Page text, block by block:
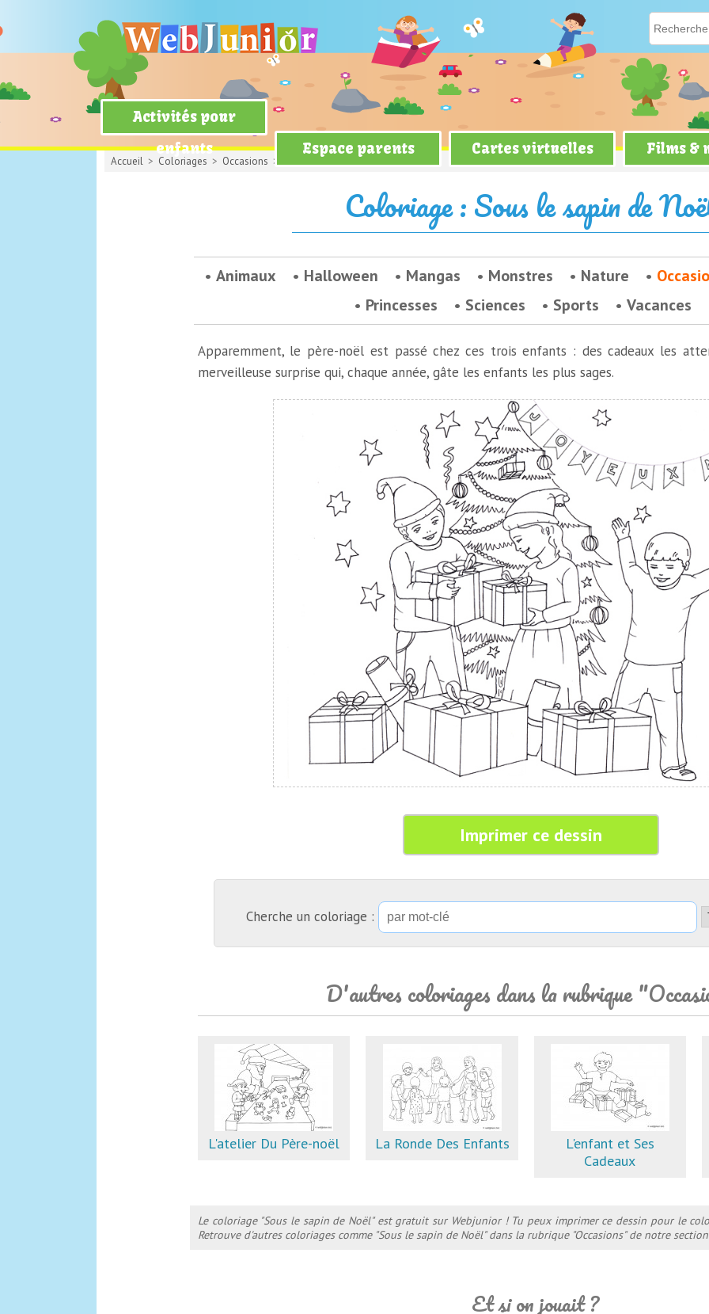
Activités pour
enfants
Espace parents Cartes virtuelles Films &
Accueil > Coloriages > Occasions > Sous le sapin de Noël
Coloriage : Sous le sapin de
Animaux Halloween Mangas Monstres Nature
Princesses
Sciences Sports Vacances
Apparemment, le père-noël est passé chez ces trois enfants : des cadeaux les
merveilleuse surprise qui, chaque année, gâte les enfants les plus sages.
Imprimer ce dessin
Cherche un coloriage :
D'autres coloriages dans la rubrique
L'atelier Du Père-noël La Ronde Des Enfants
L'enfant et Ses
Cadeaux
Le coloriage "Sous le sapin de Noël" est gratuit sur Webjunior ! Tu peux imprimer ce dessin pour le
Retrouve d'autres coloriages comme "Sous le sapin de Noël" dans la rubrique "Occasions" de notre
Et si on jouait ?